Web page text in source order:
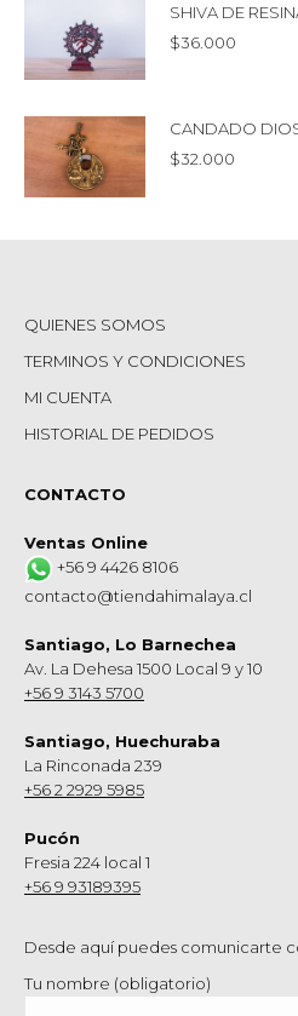
SHIVA DE
$36.000
CANDADO
$32.000
QUIENES SOMOS
TERMINOS Y CONDICIONES
MI CUENTA
HISTORIAL DE PEDIDOS
CONTACTO
Ventas Online
+56 9 4426 8106
contacto@tiendahimalaya.cl
Santiago, Lo Barnechea
Av. La Dehesa 1500 Local 9 y 10
+56 9 3143 5700
Santiago, Huechuraba
La Rinconada 239
+56 2 2929 5985
Pucón
Fresia 224 local 1
+56 9 93189395
Desde aquí puedes comunicarte
Tu nombre (obligatorio)